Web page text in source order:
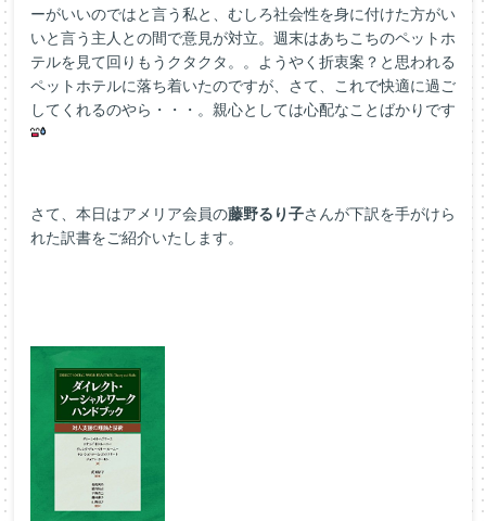
ーがいいのではと言う私と、むしろ社会性を身に付けた方がい
いと言う主人との間で意見が対立。週末はあちこちのペットホ
テルを見て回りもうクタクタ。。ようやく折衷案？と思われる
ペットホテルに落ち着いたのですが、さて、これで快適に過ご
してくれるのやら・・・。親心としては心配なことばかりです
さて、本日はアメリア会員の藤野るり子さんが下訳を手がけら
れた訳書をご紹介いたします。